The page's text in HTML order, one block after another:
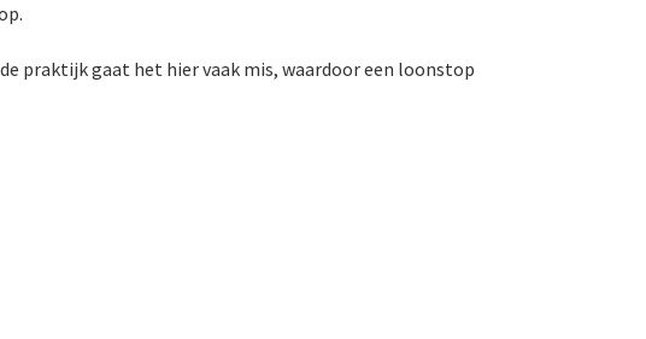
praktijk gaat het hier vaak mis, waardoor een loonstop